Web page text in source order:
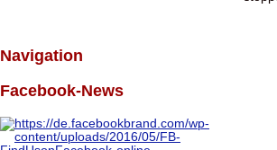
Navigation
Facebook-News